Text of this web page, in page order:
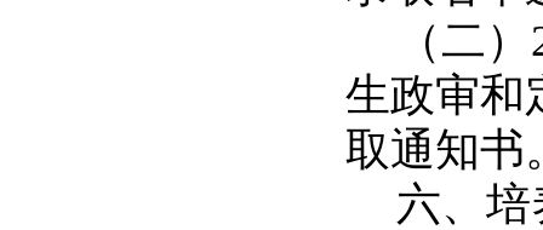
（二）
生政审和
取通知书
六、